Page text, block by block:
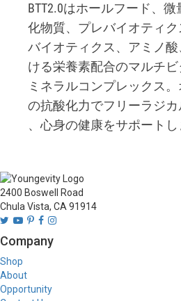
BTT2.0はホールフード、
化物質、プレバイオティク
バイオティクス、アミノ
ける栄養素配合のマルチビ
ミネラルコンプレックス
の抗酸化力でフリーラジ
、心身の健康をサポートし
2400 Boswell Road
Chula Vista, CA 91914
Company
Shop
About
Opportunity